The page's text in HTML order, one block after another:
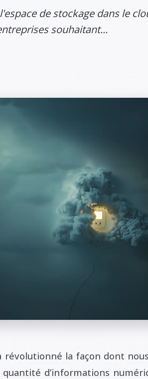
de stockage dans le
souhaitant...
révolutionné la façon dont
quantité d’informations